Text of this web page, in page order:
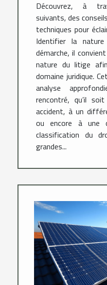
Découvrez, à
suivants, des
techniques pour
Identifier la
démarche, il
nature du litige
domaine juridique.
analyse
rencontré, qu’il
accident, à un
ou encore à une
classification du
grandes...